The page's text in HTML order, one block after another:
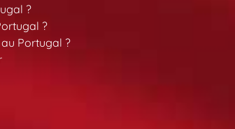
?
?
Portugal ?